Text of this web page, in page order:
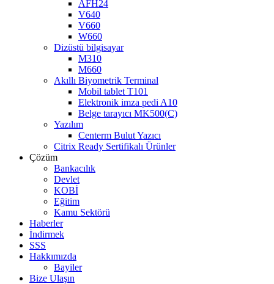
AFH24
V640
V660
W660
Dizüstü bilgisayar
M310
M660
Akıllı Biyometrik Terminal
Mobil tablet T101
Elektronik imza pedi A10
Belge tarayıcı MK500(C)
Yazılım
Centerm Bulut Yazıcı
Citrix Ready Sertifikalı Ürünler
Çözüm
Bankacılık
Devlet
KOBİ
Eğitim
Kamu Sektörü
Haberler
İndirmek
SSS
Hakkımızda
Bayiler
Bize Ulaşın